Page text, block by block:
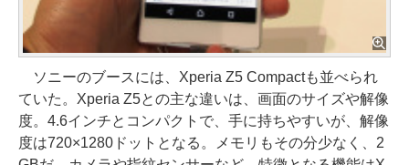
ソニーのブースには、Xperia Z5 Compactも並べられ
ていた。Xperia Z5との主な違いは、画面のサイズや解像
度。4.6インチとコンパクトで、手に持ちやすいが、解像
度は720×1280ドットとなる。メモリもその分少なく、2